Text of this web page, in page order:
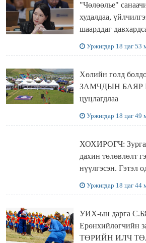
"Чөлөөлье"
худалдаа,
шаарддаг
Уржигдар 18 цаг 53
Хөлийн голд
ЗАМЧДЫН
цуцлагдлаа
Уржигдар 18 цаг 49
ХОХИРОГЧ:
дахин төлөвлөлт
нүүлгэсэн. Гэтэл
Уржигдар 18 цаг 44
УИХ-ын дарга
Ерөнхийлөгчийн
ТӨРИЙН ИЛЧ